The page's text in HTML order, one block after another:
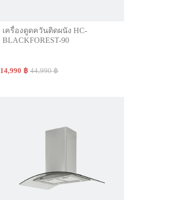
เครื่องดูดควันติดผนัง HC-
BLACKFOREST-90
14,990 ฿ 44,990 ฿